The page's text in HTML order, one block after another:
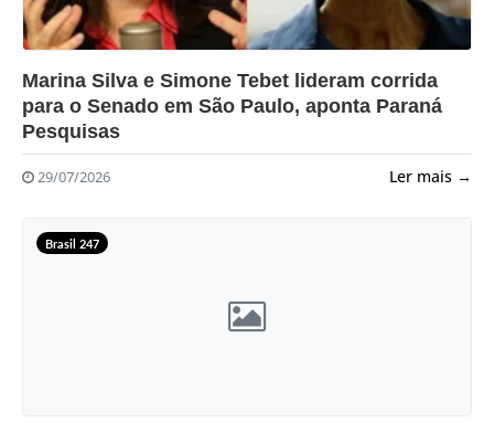
?>
Marina Silva e Simone Tebet lideram corrida
para o Senado em São Paulo, aponta Paraná
Pesquisas
29/07/2026 Ler mais →
Brasil 247